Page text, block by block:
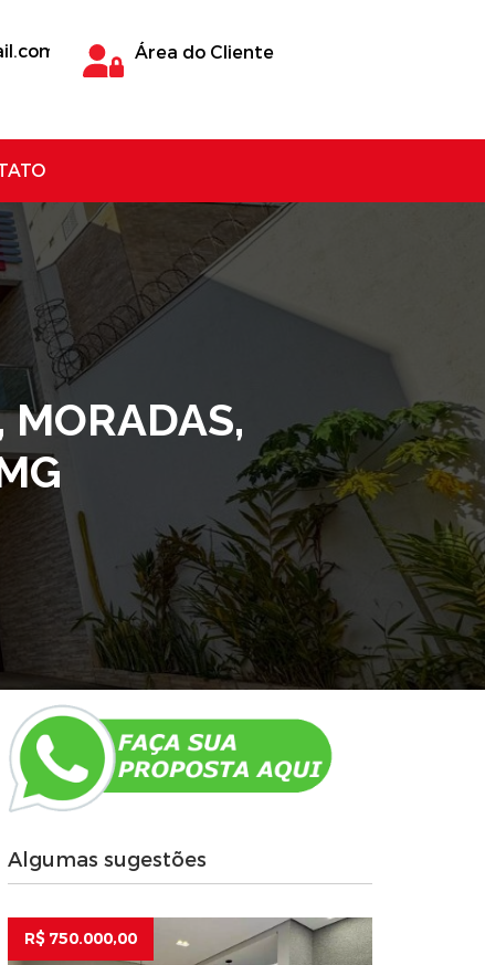
Área do Cliente
MORADAS,
Algumas sugestões
R$ 750.000,00